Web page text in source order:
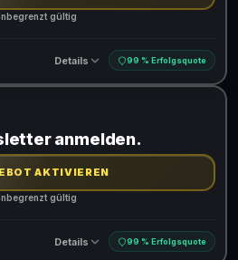
gültig
Details 99 % Erfolgsquote
anmelden.
AKTIVIEREN
gültig
Details 99 % Erfolgsquote